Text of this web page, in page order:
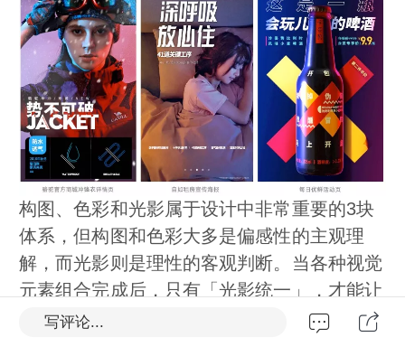
构图、色彩和光影属于设计中非常重要的3块
体系，但构图和色彩大多是偏感性的主观理
解，而光影则是理性的客观判断。当各种视觉
元素组合完成后，只有「光影统一」，才能让
所有元素真实的融在一起，最终形成真实立
写评论...